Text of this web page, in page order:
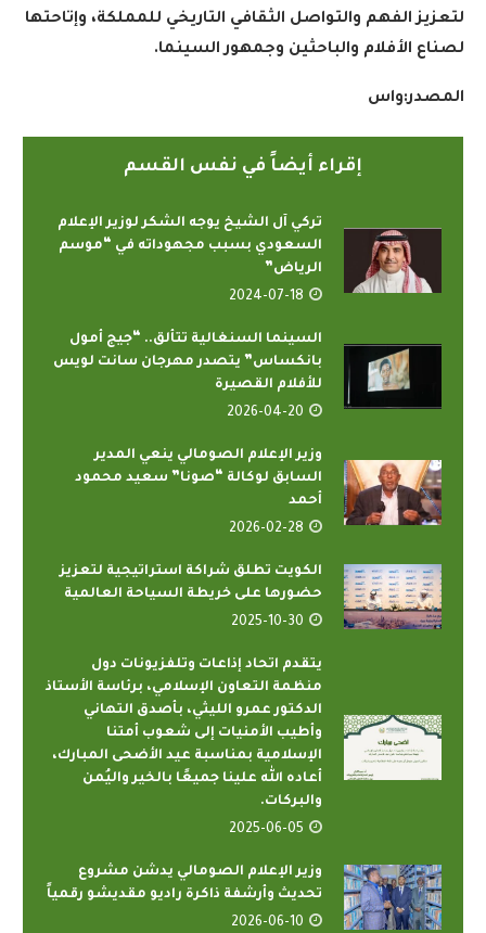
لتعزيز الفهم والتواصل الثقافي التاريخي للمملكة، وإتاحتها
لصناع الأفلام والباحثين وجمهور السينما.
المصدر:واس
إقراء أيضاً في نفس القسم
تركي آل الشيخ يوجه الشكر لوزير الإعلام
السعودي بسبب مجهوداته في “موسم
الرياض”
2024-07-18
السينما السنغالية تتألق.. “جيج أمول
بانكساس” يتصدر مهرجان سانت لويس
للأفلام القصيرة
2026-04-20
وزير الإعلام الصومالي ينعي المدير
السابق لوكالة “صونا” سعيد محمود
أحمد
2026-02-28
الكويت تطلق شراكة استراتيجية لتعزيز
حضورها على خريطة السياحة العالمية
2025-10-30
يتقدم اتحاد إذاعات وتلفزيونات دول
منظمة التعاون الإسلامي، برئاسة الأستاذ
الدكتور عمرو الليثي، بأصدق التهاني
وأطيب الأمنيات إلى شعوب أمتنا
الإسلامية بمناسبة عيد الأضحى المبارك،
أعاده الله علينا جميعًا بالخير واليُمن
والبركات.
2025-06-05
وزير الإعلام الصومالي يدشن مشروع
تحديث وأرشفة ذاكرة راديو مقديشو رقمياً
2026-06-10